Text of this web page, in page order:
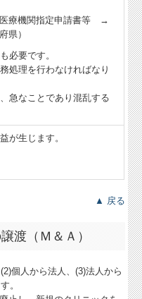
医療機関指定申請書等 →
県）
必要です。
処理を行わなければなり
急なことであり混乱する
が生じます。
▲ 戻る
渡（Ｍ＆Ａ）
個人から法人、(3)法人から
。